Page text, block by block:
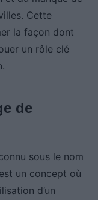
Cette
la façon dont
un rôle clé
de
sous le nom
un concept où
d’un